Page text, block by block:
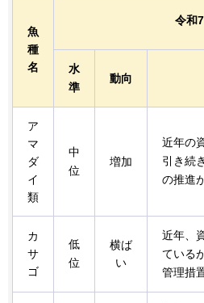
魚
種
名
令和
水
準
動向
ア
マ
ダ
イ
類
中
位
増加
近年の
引き続
の推進
カ
サ
ゴ
低
位
横ば
い
近年、
ている
管理措